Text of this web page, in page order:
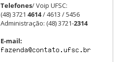
Telefones/ Voip UFSC:
(48) 3721 4614/ 4613 / 5456
Administração: (48) 3721-2314
E-mail: